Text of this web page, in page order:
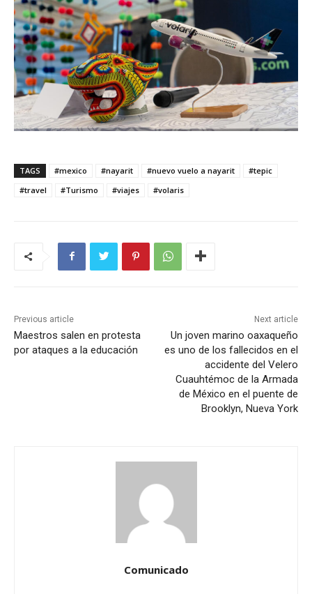
TAGS #mexico #nayarit #nuevo vuelo a nayarit
#tepic
#travel
#Turismo #viajes #volaris
Previous article
Maestros salen en protesta
por ataques a la educación
Next article
Un joven marino oaxaqueño
es uno de los fallecidos en el
accidente del Velero
Cuauhtémoc de la Armada
de México en el puente de
Brooklyn, Nueva York
Comunicado